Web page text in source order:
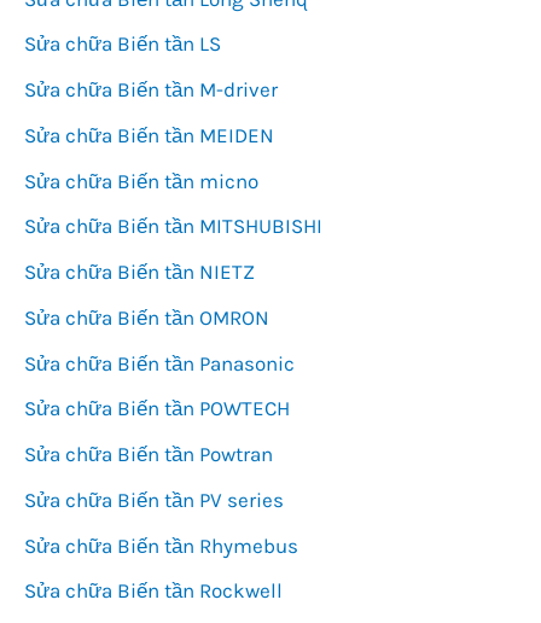
Sửa chữa Biến tần LS
Sửa chữa Biến tần M-driver
Sửa chữa Biến tần MEIDEN
Sửa chữa Biến tần micno
Sửa chữa Biến tần MITSHUBISHI
Sửa chữa Biến tần NIETZ
Sửa chữa Biến tần OMRON
Sửa chữa Biến tần Panasonic
Sửa chữa Biến tần POWTECH
Sửa chữa Biến tần Powtran
Sửa chữa Biến tần PV series
Sửa chữa Biến tần Rhymebus
Sửa chữa Biến tần Rockwell